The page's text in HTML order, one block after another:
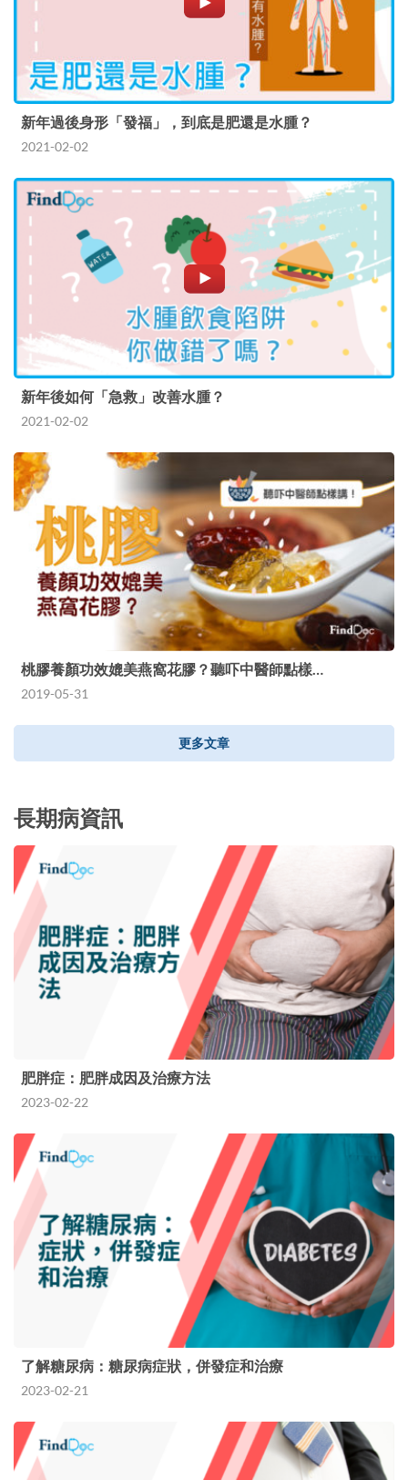
新年過後身形「發福」，到底是肥還是水腫？
2021-02-02
新年後如何「急救」改善水腫？
2021-02-02
桃膠養顏功效媲美燕窩花膠？聽吓中醫師點樣…
2019-05-31
更多文章
長期病資訊
肥胖症：肥胖成因及治療方法
2023-02-22
了解糖尿病：糖尿病症狀，併發症和治療
2023-02-21